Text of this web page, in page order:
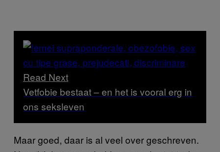
Read Next
Vetfobie bestaat – en het is vooral erg in
ons seksleven
Maar goed, daar is al veel over geschreven.